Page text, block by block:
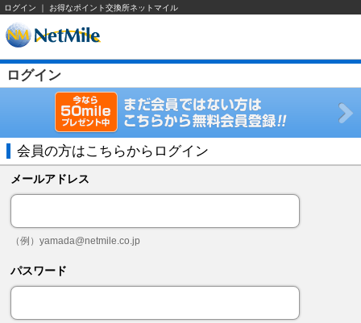
ログイン ｜ お得なポイント交換所ネットマイル
ログイン
会員の方はこちらからログイン
メールアドレス
（例）yamada@netmile.co.jp
パスワード